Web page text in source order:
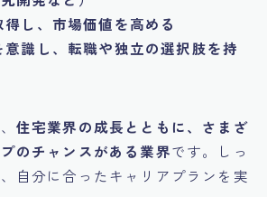
し、市場価値を高める
識し、転職や独立の選択肢を持
住宅業界の成長とともに、さまざ
のチャンスがある業界です。しっ
自分に合ったキャリアプランを実